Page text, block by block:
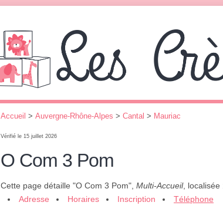
Accueil > Auvergne-Rhône-Alpes > Cantal > Mauriac
Vérifié le 15 juillet 2026
O Com 3 Pom
Cette page détaille "O Com 3 Pom", Multi-Accueil, localisée
Adresse
Horaires Inscription Téléphone